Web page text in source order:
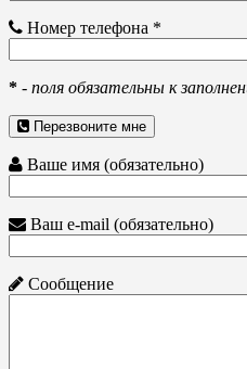
Номер телефона *
* - поля обязательны к
Перезвоните мне
Ваше имя (обязательно)
Ваш e-mail (обязательно)
Сообщение